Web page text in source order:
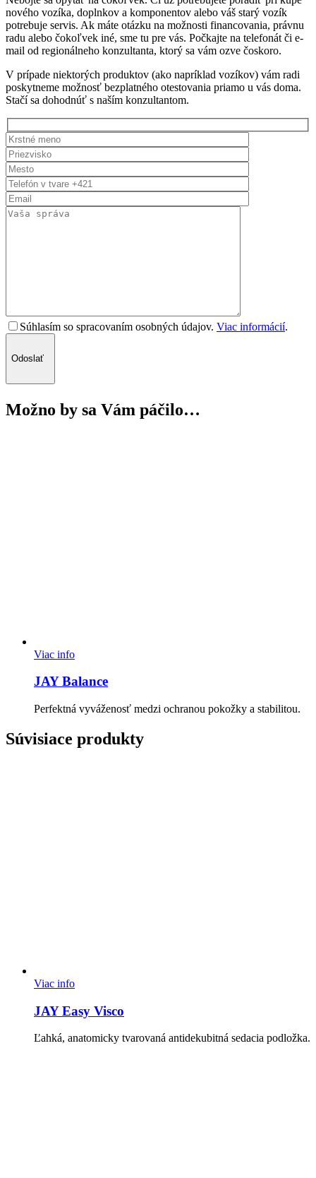
nového vozíka, doplnkov a komponentov alebo váš starý vozík
potrebuje servis. Ak máte otázku na možnosti financovania, právnu
radu alebo čokoľvek iné, sme tu pre vás. Počkajte na telefonát či e-
mail od regionálneho konzultanta, ktorý sa vám ozve čoskoro.
V prípade niektorých produktov (ako napríklad vozíkov) vám radi
poskytneme možnosť bezplatného otestovania priamo u vás doma.
Stačí sa dohodnúť s naším konzultantom.
Súhlasím so spracovaním osobných údajov. Viac informácií.
Odoslať
Možno by sa Vám páčilo…
Viac info
JAY Balance
Perfektná vyváženosť medzi ochranou pokožky a stabilitou.
Súvisiace produkty
Viac info
JAY Easy Visco
Ľahká, anatomicky tvarovaná antidekubitná sedacia podložka.